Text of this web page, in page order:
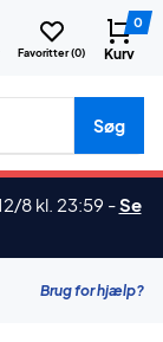
Favoritter (0)
0
Kurv
Søg
8 kl. 23:59 -Se
Brug for hjælp?